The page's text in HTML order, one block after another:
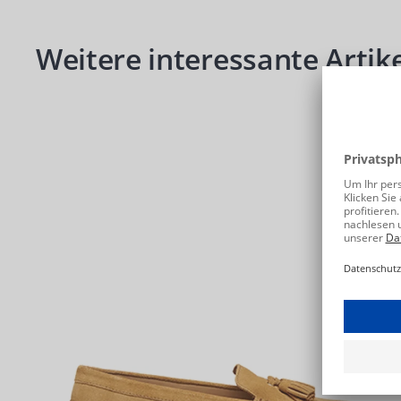
Produktgalerie überspringen
Weitere interessante